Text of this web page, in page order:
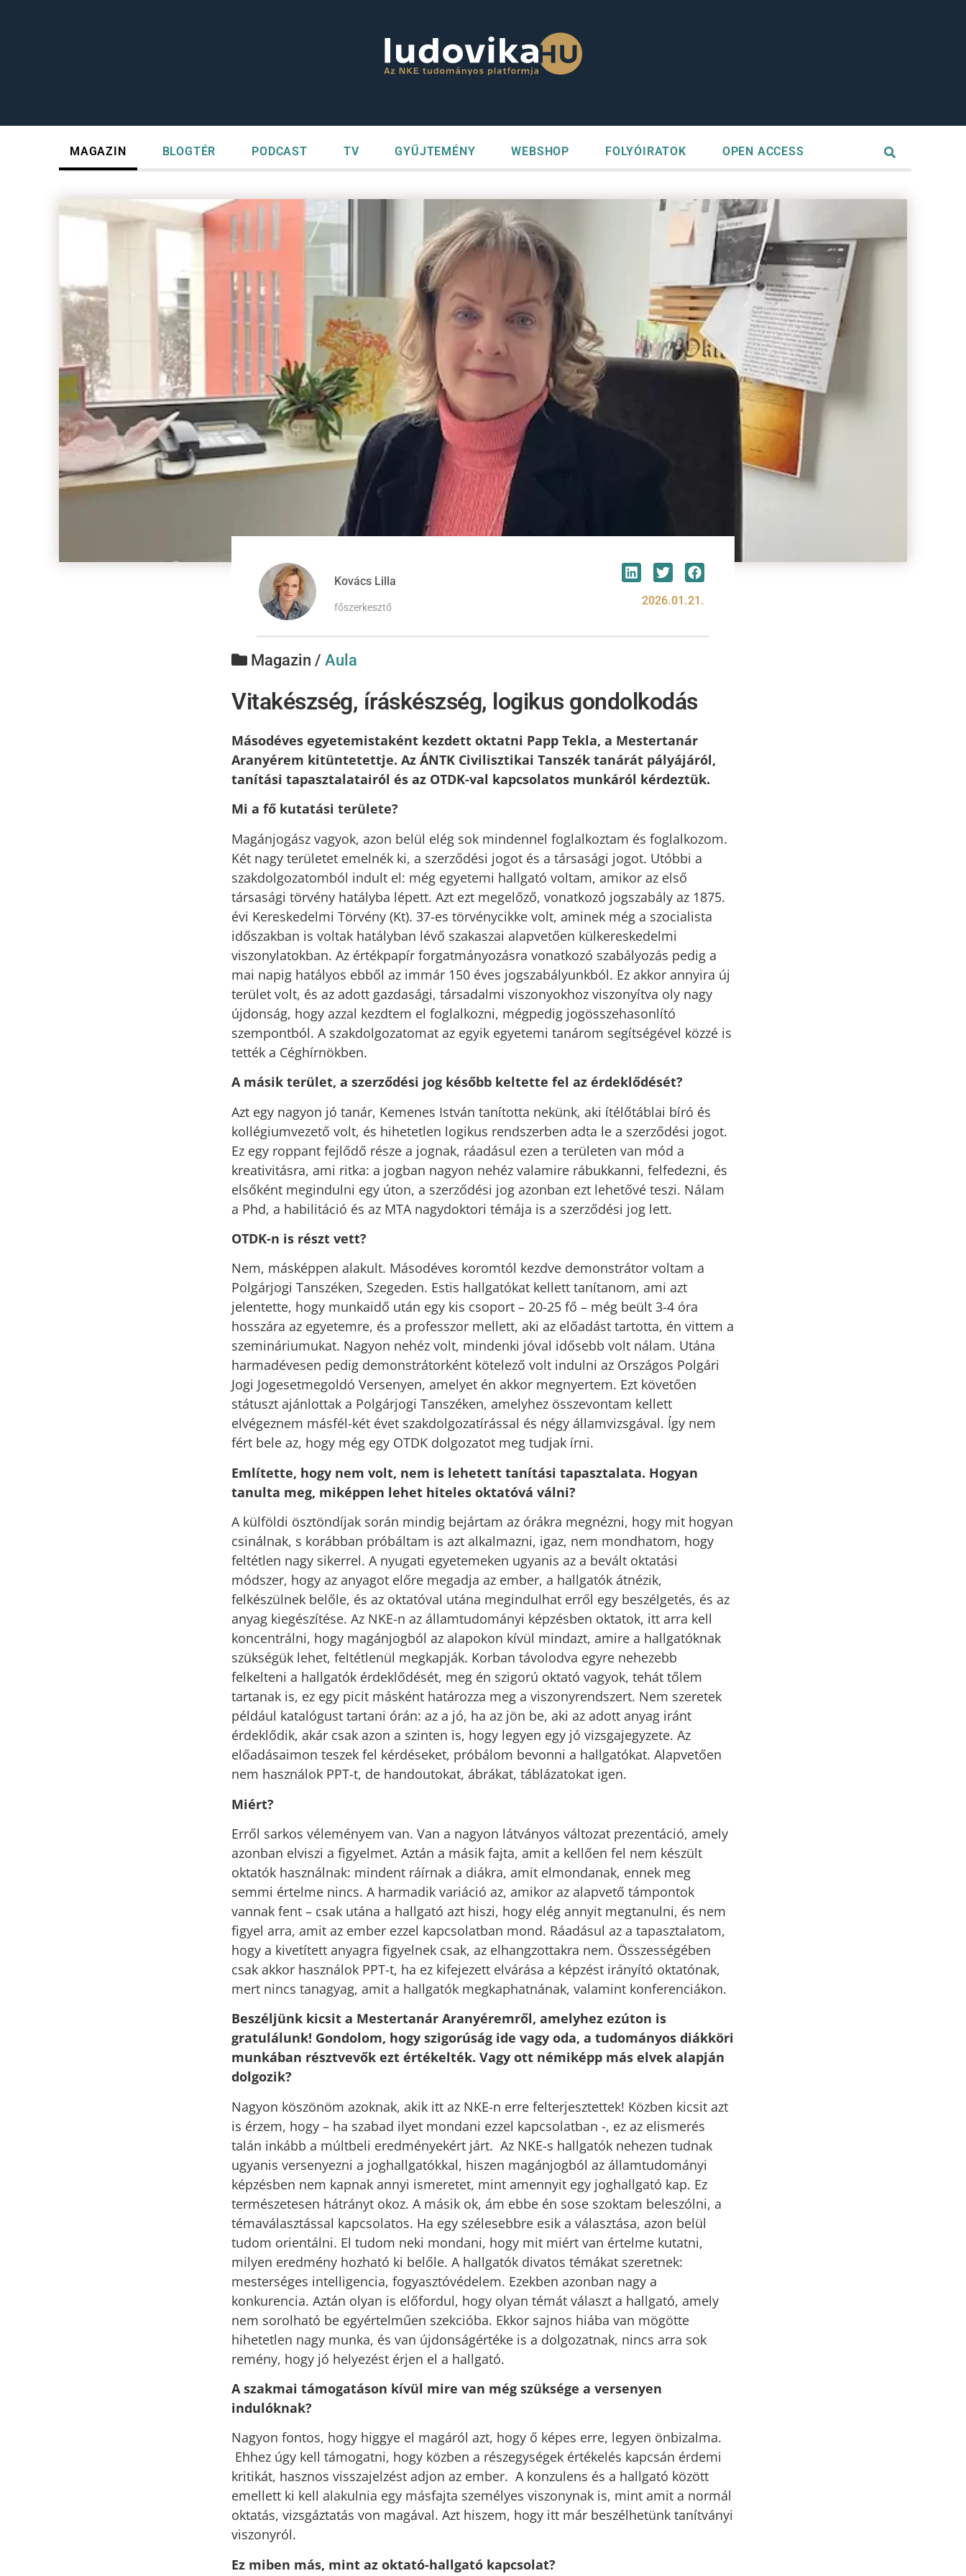
MAGAZIN BLOGTÉR PODCAST TV GYŰJTEMÉNY WEBSHOP FOLYÓIRATOK OPEN ACCESS
Kovács Lilla
főszerkesztő 2026.01.21.
Magazin / Aula
Vitakészség, íráskészség, logikus gondolkodás
Másodéves egyetemistaként kezdett oktatni Papp Tekla, a Mestertanár
Aranyérem kitüntetettje. Az ÁNTK Civilisztikai Tanszék tanárát pályájáról,
tanítási tapasztalatairól és az OTDK-val kapcsolatos munkáról kérdeztük.
Mi a fő kutatási területe?
Magánjogász vagyok, azon belül elég sok mindennel foglalkoztam és foglalkozom.
Két nagy területet emelnék ki, a szerződési jogot és a társasági jogot. Utóbbi a
szakdolgozatomból indult el: még egyetemi hallgató voltam, amikor az első
társasági törvény hatályba lépett. Azt ezt megelőző, vonatkozó jogszabály az 1875.
évi Kereskedelmi Törvény (Kt). 37-es törvénycikke volt, aminek még a szocialista
időszakban is voltak hatályban lévő szakaszai alapvetően külkereskedelmi
viszonylatokban. Az értékpapír forgatmányozásra vonatkozó szabályozás pedig a
mai napig hatályos ebből az immár 150 éves jogszabályunkból. Ez akkor annyira új
terület volt, és az adott gazdasági, társadalmi viszonyokhoz viszonyítva oly nagy
újdonság, hogy azzal kezdtem el foglalkozni, mégpedig jogösszehasonlító
szempontból. A szakdolgozatomat az egyik egyetemi tanárom segítségével közzé is
tették a Céghírnökben.
A másik terület, a szerződési jog később keltette fel az érdeklődését?
Azt egy nagyon jó tanár, Kemenes István tanította nekünk, aki ítélőtáblai bíró és
kollégiumvezető volt, és hihetetlen logikus rendszerben adta le a szerződési jogot.
Ez egy roppant fejlődő része a jognak, ráadásul ezen a területen van mód a
kreativitásra, ami ritka: a jogban nagyon nehéz valamire rábukkanni, felfedezni, és
elsőként megindulni egy úton, a szerződési jog azonban ezt lehetővé teszi. Nálam
a Phd, a habilitáció és az MTA nagydoktori témája is a szerződési jog lett.
OTDK-n is részt vett?
Nem, másképpen alakult. Másodéves koromtól kezdve demonstrátor voltam a
Polgárjogi Tanszéken, Szegeden. Estis hallgatókat kellett tanítanom, ami azt
jelentette, hogy munkaidő után egy kis csoport – 20-25 fő – még beült 3-4 óra
hosszára az egyetemre, és a professzor mellett, aki az előadást tartotta, én vittem a
szemináriumukat. Nagyon nehéz volt, mindenki jóval idősebb volt nálam. Utána
harmadévesen pedig demonstrátorként kötelező volt indulni az Országos Polgári
Jogi Jogesetmegoldó Versenyen, amelyet én akkor megnyertem. Ezt követően
státuszt ajánlottak a Polgárjogi Tanszéken, amelyhez összevontam kellett
elvégeznem másfél-két évet szakdolgozatírással és négy államvizsgával. Így nem
fért bele az, hogy még egy OTDK dolgozatot meg tudjak írni.
Említette, hogy nem volt, nem is lehetett tanítási tapasztalata. Hogyan
tanulta meg, miképpen lehet hiteles oktatóvá válni?
A külföldi ösztöndíjak során mindig bejártam az órákra megnézni, hogy mit hogyan
csinálnak, s korábban próbáltam is azt alkalmazni, igaz, nem mondhatom, hogy
feltétlen nagy sikerrel. A nyugati egyetemeken ugyanis az a bevált oktatási
módszer, hogy az anyagot előre megadja az ember, a hallgatók átnézik,
felkészülnek belőle, és az oktatóval utána megindulhat erről egy beszélgetés, és az
anyag kiegészítése. Az NKE-n az államtudományi képzésben oktatok, itt arra kell
koncentrálni, hogy magánjogból az alapokon kívül mindazt, amire a hallgatóknak
szükségük lehet, feltétlenül megkapják. Korban távolodva egyre nehezebb
felkelteni a hallgatók érdeklődését, meg én szigorú oktató vagyok, tehát tőlem
tartanak is, ez egy picit másként határozza meg a viszonyrendszert. Nem szeretek
például katalógust tartani órán: az a jó, ha az jön be, aki az adott anyag iránt
érdeklődik, akár csak azon a szinten is, hogy legyen egy jó vizsgajegyzete. Az
előadásaimon teszek fel kérdéseket, próbálom bevonni a hallgatókat. Alapvetően
nem használok PPT-t, de handoutokat, ábrákat, táblázatokat igen.
Miért?
Erről sarkos véleményem van. Van a nagyon látványos változat prezentáció, amely
azonban elviszi a figyelmet. Aztán a másik fajta, amit a kellően fel nem készült
oktatók használnak: mindent ráírnak a diákra, amit elmondanak, ennek meg
semmi értelme nincs. A harmadik variáció az, amikor az alapvető támpontok
vannak fent – csak utána a hallgató azt hiszi, hogy elég annyit megtanulni, és nem
figyel arra, amit az ember ezzel kapcsolatban mond. Ráadásul az a tapasztalatom,
hogy a kivetített anyagra figyelnek csak, az elhangzottakra nem. Összességében
csak akkor használok PPT-t, ha ez kifejezett elvárása a képzést irányító oktatónak,
mert nincs tanagyag, amit a hallgatók megkaphatnának, valamint konferenciákon.
Beszéljünk kicsit a Mestertanár Aranyéremről, amelyhez ezúton is
gratulálunk! Gondolom, hogy szigorúság ide vagy oda, a tudományos diákköri
munkában résztvevők ezt értékelték. Vagy ott némiképp más elvek alapján
dolgozik?
Nagyon köszönöm azoknak, akik itt az NKE-n erre felterjesztettek! Közben kicsit azt
is érzem, hogy – ha szabad ilyet mondani ezzel kapcsolatban -, ez az elismerés
talán inkább a múltbeli eredményekért járt. Az NKE-s hallgatók nehezen tudnak
ugyanis versenyezni a joghallgatókkal, hiszen magánjogból az államtudományi
képzésben nem kapnak annyi ismeretet, mint amennyit egy joghallgató kap. Ez
természetesen hátrányt okoz. A másik ok, ám ebbe én sose szoktam beleszólni, a
témaválasztással kapcsolatos. Ha egy szélesebbre esik a választása, azon belül
tudom orientálni. El tudom neki mondani, hogy mit miért van értelme kutatni,
milyen eredmény hozható ki belőle. A hallgatók divatos témákat szeretnek:
mesterséges intelligencia, fogyasztóvédelem. Ezekben azonban nagy a
konkurencia. Aztán olyan is előfordul, hogy olyan témát választ a hallgató, amely
nem sorolható be egyértelműen szekcióba. Ekkor sajnos hiába van mögötte
hihetetlen nagy munka, és van újdonságértéke is a dolgozatnak, nincs arra sok
remény, hogy jó helyezést érjen el a hallgató.
A szakmai támogatáson kívül mire van még szüksége a versenyen
indulóknak?
Nagyon fontos, hogy higgye el magáról azt, hogy ő képes erre, legyen önbizalma.
Ehhez úgy kell támogatni, hogy közben a részegységek értékelés kapcsán érdemi
kritikát, hasznos visszajelzést adjon az ember. A konzulens és a hallgató között
emellett ki kell alakulnia egy másfajta személyes viszonynak is, mint amit a normál
oktatás, vizsgáztatás von magával. Azt hiszem, hogy itt már beszélhetünk tanítványi
viszonyról.
Ez miben más, mint az oktató-hallgató kapcsolat?